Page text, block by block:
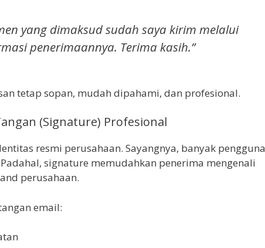
yang dimaksud sudah saya kirim melalui
penerimaannya. Terima kasih.”
tetap sopan, mudah dipahami, dan profesional.
(Signature) Profesional
resmi perusahaan. Sayangnya, banyak pengguna
signature memudahkan penerima mengenali
perusahaan.
email: